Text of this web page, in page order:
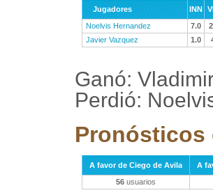
Jugadores INN
Noelvis Hernandez
7.0
Javier Vazquez
1.0
Ganó:
Perdió:
Pronósticos
A favor de Ciego de Avila
A
56 usuarios